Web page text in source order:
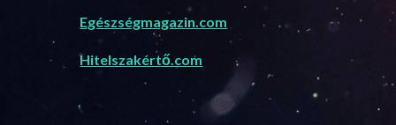
Egészségmagazin.com
Hitelszakértő.com